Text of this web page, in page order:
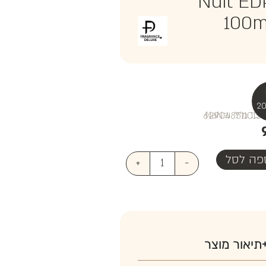
₪NaN
-
+ לסל
תיאור מוצר